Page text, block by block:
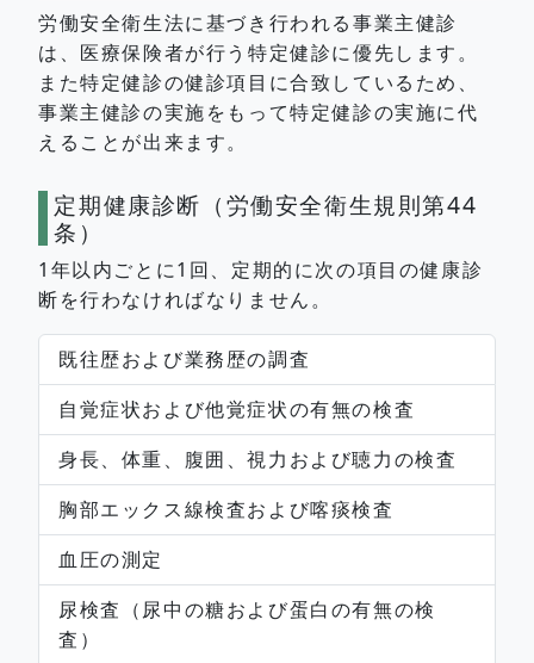
労働安全衛生法に基づき行われる事業主健診
は、医療保険者が行う特定健診に優先します。
また特定健診の健診項目に合致しているため、
事業主健診の実施をもって特定健診の実施に代
えることが出来ます。
定期健康診断（労働安全衛生規則第44
条）
1年以内ごとに1回、定期的に次の項目の健康診
断を行わなければなりません。
既往歴および業務歴の調査
自覚症状および他覚症状の有無の検査
身長、体重、腹囲、視力および聴力の検査
胸部エックス線検査および喀痰検査
血圧の測定
尿検査（尿中の糖および蛋白の有無の検
査）